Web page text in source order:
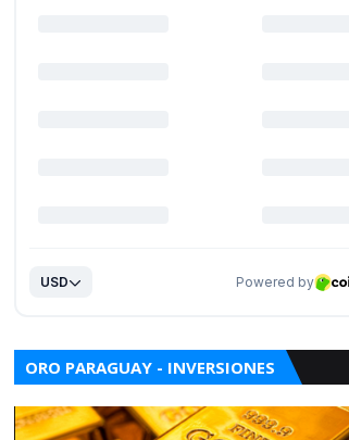
ORO PARAGUAY - INVERSIONES